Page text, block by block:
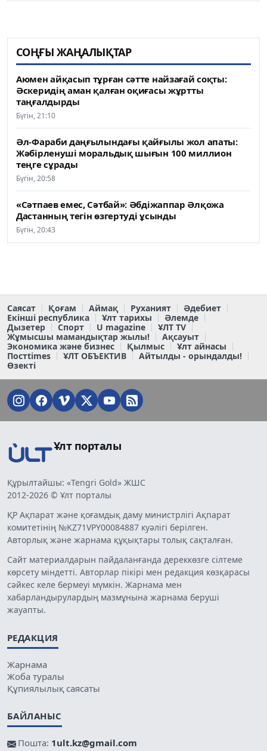
СОҢҒЫ ЖАҢАЛЫҚТАР
Аюмен айқасып тұрған сәтте найзағай соқты:
Әскеридің аман қалған оқиғасы жұртты
таңғалдырды
Бүгін, 21:10
Әл-Фараби даңғылындағы қайғылы жол апаты:
Жәбірленуші моральдық шығын 100 миллион
теңге сұрады
Бүгін, 20:58
«Сәтпаев емес, Сәтбай»: Әбдіжаппар Әлқожа
Дастанның тегін өзгертуді ұсынды
Бүгін, 20:43
Саясат Қоғам Аймақ Руханият
Әдебиет
Екінші республика
Ұлт тарихы
Әлемде
Дызетер
Спорт U magazine
ҰЛТ TV
Жұмысшы мамандықтар жылы!
Ақсауыт
Экономика және бизнес
Қылмыс
Ұлт айнасы
Постtimes
ҰЛТ ОБЪЕКТИВ
Айтылды - орындалды!
Өзекті
Ұлт порталы
Құрылтайшы: «Tengri Gold» ЖШС
2012-2026 © Ұлт порталы
ҚР Ақпарат және қоғамдық даму министрлігі Ақпарат
комитетінің №KZ71VPY00084887 куәлігі берілген.
Авторлық және жарнама құқықтары толық сақталған.
Сайт материалдарын пайдаланғанда дереккөзге сілтеме
көрсету міндетті. Авторлар пікірі мен редакция көзқарасы
сәйкес келе бермеуі мүмкін. Жарнама мен
хабарландырулардың мазмұнына жарнама беруші
жауапты.
РЕДАКЦИЯ
Жарнама
Жоба туралы
Құпиялылық саясаты
БАЙЛАНЫС
Пошта: 1ult.kz@gmail.com